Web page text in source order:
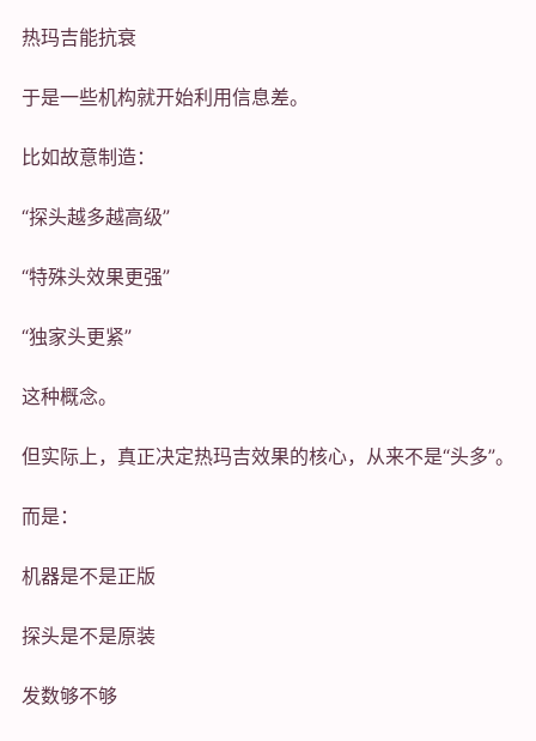
热玛吉能抗衰
于是一些机构就开始利用信息差。
比如故意制造：
“探头越多越高级”
“特殊头效果更强”
“独家头更紧”
这种概念。
但实际上，真正决定热玛吉效果的核心，从来不是“头多”。
而是：
机器是不是正版
探头是不是原装
发数够不够